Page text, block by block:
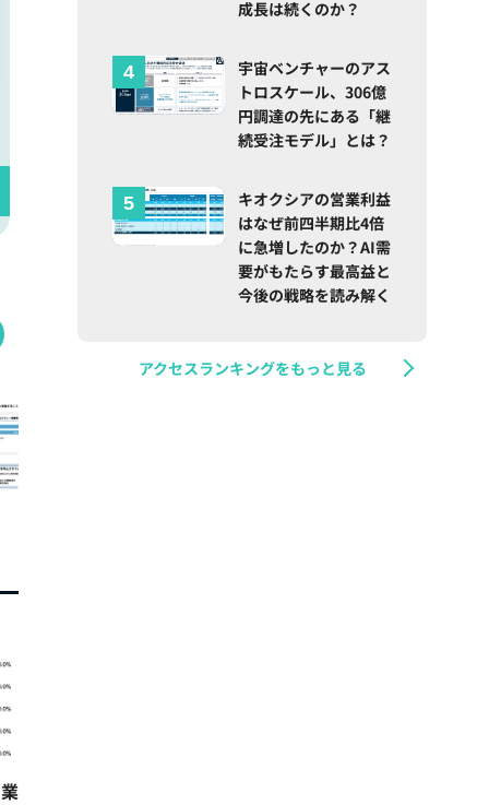
成長は続くのか？
宇宙ベンチャーのアス
トロスケール、306億
円調達の先にある「継
続受注モデル」とは？
キオクシアの営業利益
はなぜ前四半期比4倍
に急増したのか？AI需
要がもたらす最高益と
今後の戦略を読み解く
アクセスランキングをもっと見る